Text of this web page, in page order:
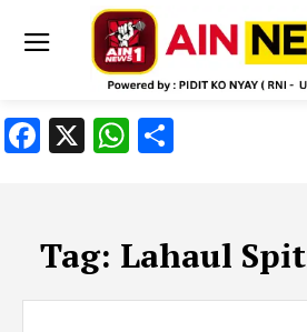
Facebook
X WhatsApp
Tag: Lahaul